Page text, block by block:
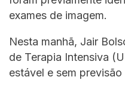
exames de imagem.
Nesta manhã, Jair
de Terapia Intensiva
estável e sem previsão